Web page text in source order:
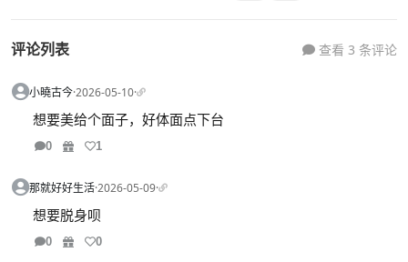
评论列表 查看 3 条评论
小曉古今·2026-05-10·
想要美给个面子，好体面点下台
0 1
那就好好生活·2026-05-09·
想要脱身呗
0 0